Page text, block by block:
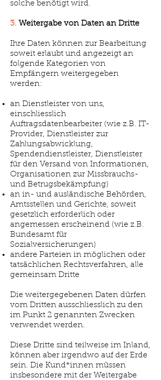
solche benötigt wird.
3. Weitergabe von Daten an Dritte
Ihre Daten können zur Bearbeitung
soweit erlaubt und angezeigt an
folgende Kategorien von
Empfängern weitergegeben
werden:
an Dienstleister von uns,
einschliesslich
Auftragsdatenbearbeiter (wie z.B. IT-
Provider, Dienstleister zur
Zahlungsabwicklung,
Spendendienstleister, Dienstleister
für den Versand von Informationen,
Organisationen zur Missbrauchs-
und Betrugsbekämpfung)
an in- und ausländische Behörden,
Amtsstellen und Gerichte, soweit
gesetzlich erforderlich oder
angemessen erscheinend (wie z.B.
Bundesamt für
Sozialversicherungen)
andere Parteien in möglichen oder
tatsächlichen Rechtsverfahren, alle
gemeinsam Dritte
Die weitergegebenen Daten dürfen
vom Dritten ausschliesslich zu den
im Punkt 2 genannten Zwecken
verwendet werden.
Diese Dritte sind teilweise im Inland,
können aber irgendwo auf der Erde
sein. Die Kund*innen müssen
insbesondere mit der Weitergabe